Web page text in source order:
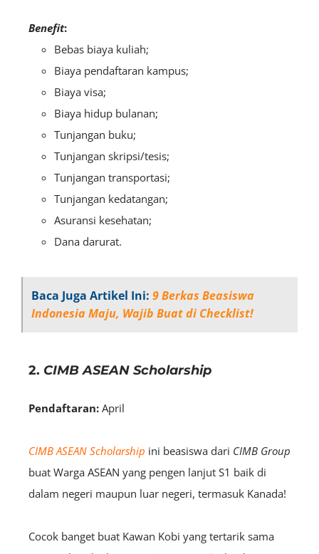
Benefit:
Bebas biaya kuliah;
Biaya pendaftaran kampus;
Biaya visa;
Biaya hidup bulanan;
Tunjangan buku;
Tunjangan skripsi/tesis;
Tunjangan transportasi;
Tunjangan kedatangan;
Asuransi kesehatan;
Dana darurat.
Baca Juga Artikel Ini: 9 Berkas Beasiswa
Indonesia Maju, Wajib Buat di Checklist!
2. CIMB ASEAN Scholarship
Pendaftaran: April
CIMB ASEAN Scholarship ini beasiswa dari CIMB Group
buat Warga ASEAN yang pengen lanjut S1 baik di
dalam negeri maupun luar negeri, termasuk Kanada!
Cocok banget buat Kawan Kobi yang tertarik sama